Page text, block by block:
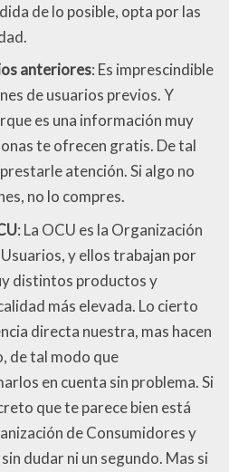
de lo posible, opta por las
anteriores: Es imprescindible
de usuarios previos. Y
es una información muy
te ofrecen gratis. De tal
atención. Si algo no
no lo compres.
: La OCU es la Organización
y ellos trabajan por
distintos productos y
más elevada. Lo cierto
directa nuestra, mas hacen
de tal modo que
en cuenta sin problema. Si
que te parece bien está
de Consumidores y
dudar ni un segundo. Mas si